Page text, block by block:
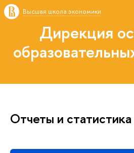
Высшая школа экономики
Дирекция
Отчеты и статистика